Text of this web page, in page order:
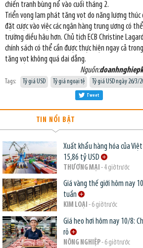
chiến tranh bùng nổ vào cuối tháng 2.
Triển vọng lạm phát tăng vọt do năng lượng
đặt cược vào việc các ngân hàng trung ương có
trường diều hâu hơn. Chủ tịch ECB Christine
chính sách có thể cần được thực hiện ngay cả
tăng vọt không quá dai dẳng.
Nguồn:
Tags: Tỷ giá USD Tỷ giá ngoại tệ Tỷ giá USD ngày 26/3/
Tweet
TIN NỔI BẬT
Xuất khẩu hàng hóa của
15,86 tỷ USD
THƯƠNG MẠI - 4 giờ trước
Giá vàng thế giới hôm nay
tuần
KIM LOẠI - 6 giờ trước
Giá heo hơi hôm nay 10/8:
rõ
NÔNG NGHIỆP- 6 giờ trước